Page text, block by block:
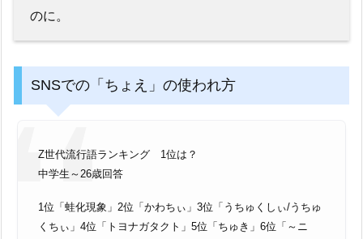
のに。
SNSでの「ちょえ」の使われ方
Z世代流行語ランキング 1位は？
中学生～26歳回答
1位「蛙化現象」2位「かわちぃ」3位「うちゅくしぃ/うちゅ
くちぃ」4位「トヨナガタクト」5位「ちゅき」6位「～ニ